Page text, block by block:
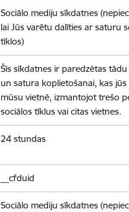
Sociālo mediju sīkdatnes
lai Jūs varētu dalīties ar saturu
tīklos)
Šīs sīkdatnes ir paredzētas
un satura koplietošanai, kas jūs
mūsu vietnē, izmantojot trešo
sociālos tīklus vai citas vietnes.
24 stundas
__cfduid
Sociālo mediju sīkdatnes